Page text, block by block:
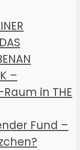
–
Raum in THE
Fund –